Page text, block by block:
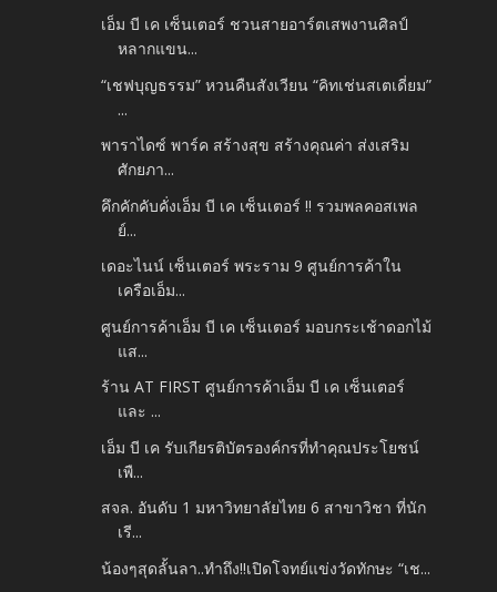
เอ็ม บี เค เซ็นเตอร์ ชวนสายอาร์ตเสพงานศิลป์
หลากแขน...
“เชฟบุญธรรม” หวนคืนสังเวียน “คิทเช่นสเตเดี่ยม”
...
พาราไดซ์ พาร์ค สร้างสุข สร้างคุณค่า ส่งเสริม
ศักยภา...
คึกคักคับคั่งเอ็ม บี เค เซ็นเตอร์ !! รวมพลคอสเพล
ย์...
เดอะไนน์ เซ็นเตอร์ พระราม 9 ศูนย์การค้าใน
เครือเอ็ม...
ศูนย์การค้าเอ็ม บี เค เซ็นเตอร์ มอบกระเช้าดอกไม้
แส...
ร้าน AT FIRST ศูนย์การค้าเอ็ม บี เค เซ็นเตอร์
และ ...
เอ็ม บี เค รับเกียรติบัตรองค์กรที่ทำคุณประโยชน์
เพื...
สจล. อันดับ 1 มหาวิทยาลัยไทย 6 สาขาวิชา ที่นัก
เรี...
น้องๆสุดลั้นลา..ทำถึง!!เปิดโจทย์แข่งวัดทักษะ “เช...